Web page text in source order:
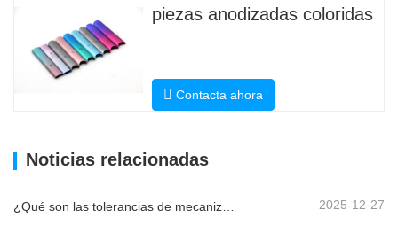
piezas anodizadas coloridas
Contacta ahora
Noticias relacionadas
¿Qué son las tolerancias de mecanizado CNC y por qué son importantes? 2025-12-27